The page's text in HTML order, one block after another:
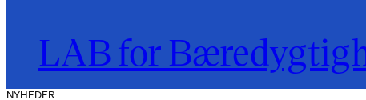
LAB for
NYHEDER